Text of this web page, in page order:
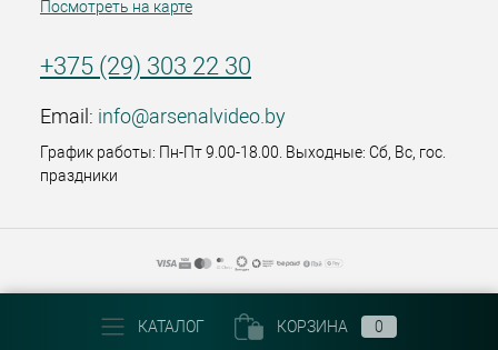
Посмотреть на карте
+375 (29) 303 22 30
Email: info@arsenalvideo.by
График работы: Пн-Пт 9.00-18.00. Выходные: Сб, Вс, гос.
праздники
КАТАЛОГ КОРЗИНА 0